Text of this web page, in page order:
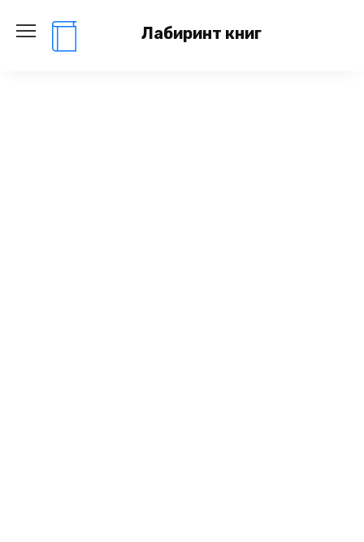
содержанию
Лабиринт книг